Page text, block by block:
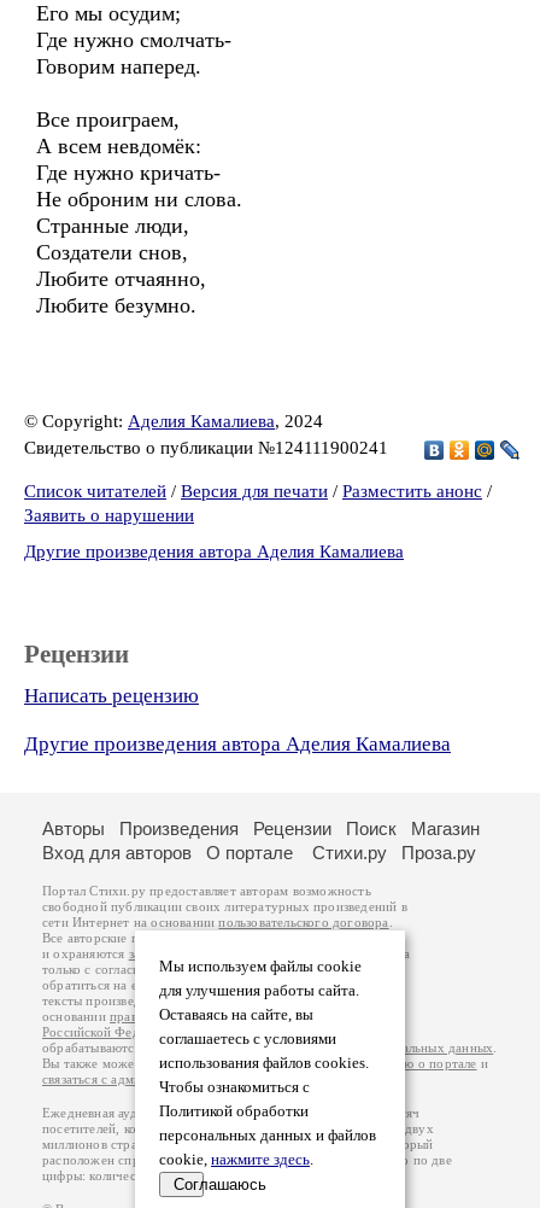
Его мы осудим;
Где нужно смолчать-
Говорим наперед.
Все проиграем,
А всем невдомёк:
Где нужно кричать-
Не оброним ни слова.
Странные люди,
Создатели снов,
Любите отчаянно,
Любите безумно.
© Copyright: Аделия Камалиева, 2024
Свидетельство о публикации №124111900241
Список читателей / Версия для печати / Разместить анонс /
Заявить о нарушении
Другие произведения автора Аделия Камалиева
Рецензии
Написать рецензию
Другие произведения автора Аделия Камалиева
Мы используем файлы cookie
для улучшения работы сайта.
Оставаясь на сайте, вы
соглашаетесь с условиями
использования файлов cookies.
Чтобы ознакомиться с
Политикой обработки
персональных данных и файлов
cookie, нажмите здесь.
Соглашаюсь
Авторы Произведения Рецензии Поиск
Магазин
Вход для авторов
О портале Стихи.ру Проза.ру
Портал Стихи.ру предоставляет авторам возможность
свободной публикации своих литературных произведений в
сети Интернет на основаниипользовательского договора
Все авторские права на произведения принадлежат авторам
и охраняются законом
. Перепечатка произведений возможна
только с согласия его автора, к которому вы можете
обратиться на его авторской странице. Ответственность за
тексты произведений авторы несут самостоятельно на
основанииправил публикацииизаконодательства
Российской Федерации
обрабатываются на основанииПолитики обработки персональных данных
Вы также можете посмотреть более подробнуюинформацию о портале и
связаться с администрацией
Ежедневная аудитория портала Стихи.ру – порядка 200 тысяч
посетителей, которые в общей сумме просматривают более двух
миллионов страниц по данным счетчика посещаемости, который
расположен справа от этого текста. В каждой графе указано по две
цифры: количество просмотров и количество посетителей.